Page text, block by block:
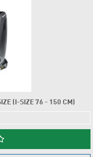
(I-SIZE 76 - 150 CM)